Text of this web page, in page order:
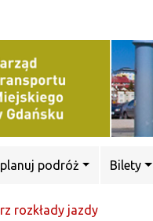
podróż Bilety
rozkłady jazdy